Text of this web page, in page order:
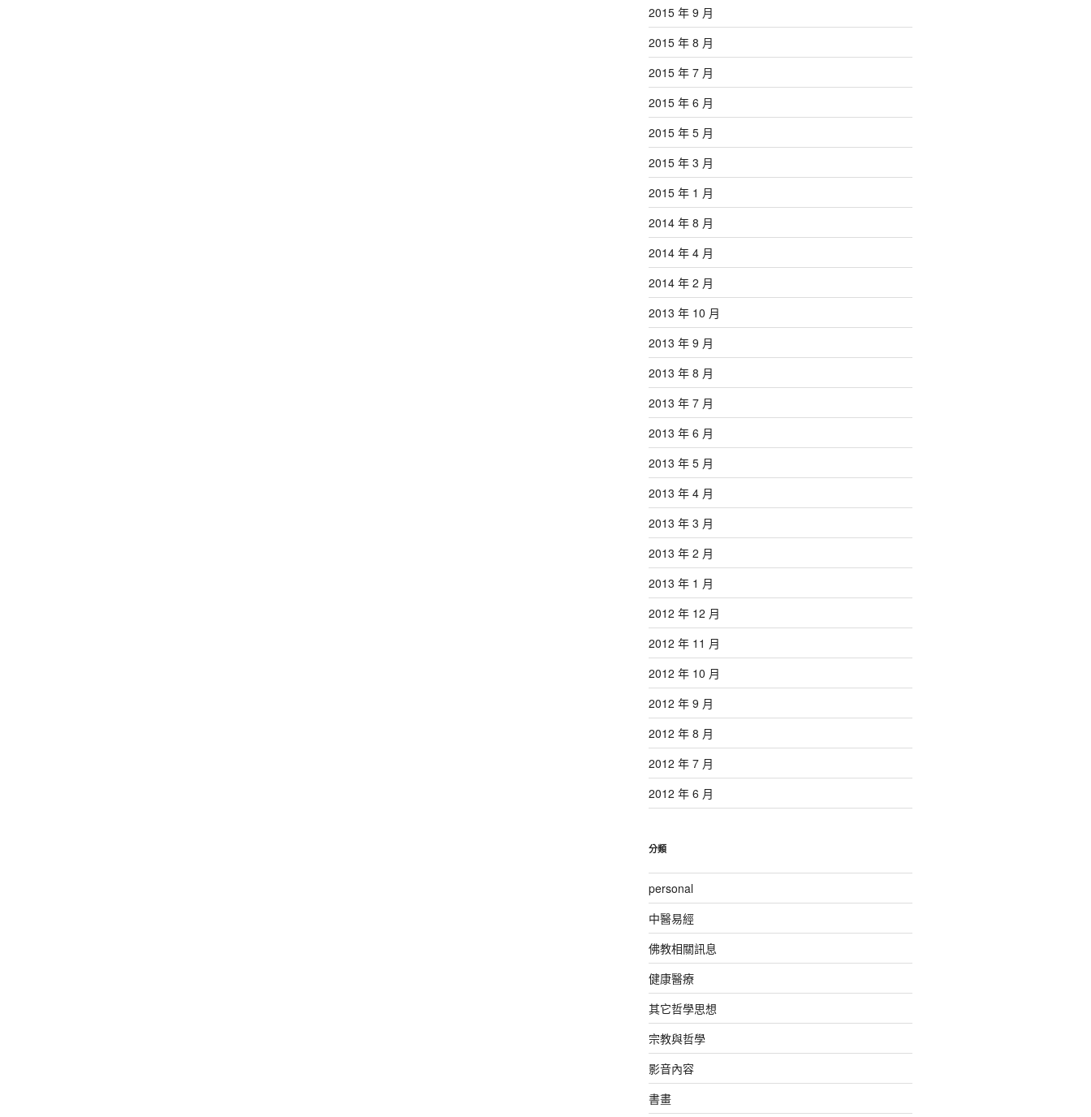
2015 年 9 月
2015 年 8 月
2015 年 7 月
2015 年 6 月
2015 年 5 月
2015 年 3 月
2015 年 1 月
2014 年 8 月
2014 年 4 月
2014 年 2 月
2013 年 10 月
2013 年 9 月
2013 年 8 月
2013 年 7 月
2013 年 6 月
2013 年 5 月
2013 年 4 月
2013 年 3 月
2013 年 2 月
2013 年 1 月
2012 年 12 月
2012 年 11 月
2012 年 10 月
2012 年 9 月
2012 年 8 月
2012 年 7 月
2012 年 6 月
分類
personal
中醫易經
佛教相關訊息
健康醫療
其它哲學思想
宗教與哲學
影音內容
書畫